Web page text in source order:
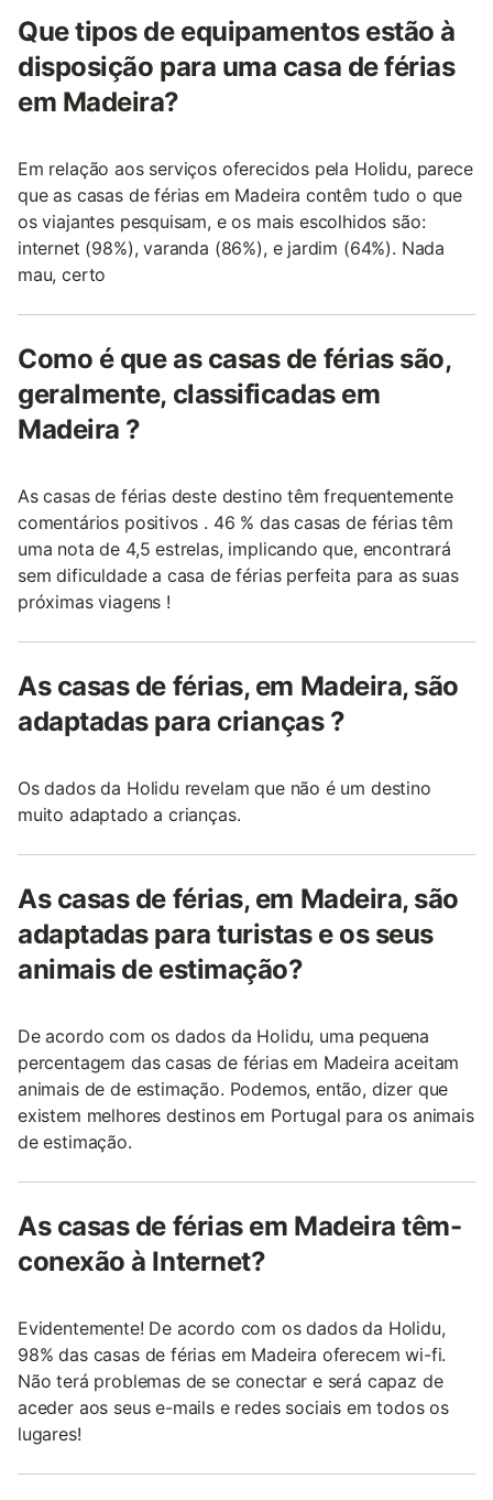
Que tipos de equipamentos estão à
disposição para uma casa de férias
em Madeira?
Em relação aos serviços oferecidos pela Holidu, parece
que as casas de férias em Madeira contêm tudo o que
os viajantes pesquisam, e os mais escolhidos são:
internet (98%), varanda (86%), e jardim (64%). Nada
mau, certo
Como é que as casas de férias são,
geralmente, classificadas em
Madeira ?
As casas de férias deste destino têm frequentemente
comentários positivos . 46 % das casas de férias têm
uma nota de 4,5 estrelas, implicando que, encontrará
sem dificuldade a casa de férias perfeita para as suas
próximas viagens !
As casas de férias, em Madeira, são
adaptadas para crianças ?
Os dados da Holidu revelam que não é um destino
muito adaptado a crianças.
As casas de férias, em Madeira, são
adaptadas para turistas e os seus
animais de estimação?
De acordo com os dados da Holidu, uma pequena
percentagem das casas de férias em Madeira aceitam
animais de de estimação. Podemos, então, dizer que
existem melhores destinos em Portugal para os animais
de estimação.
As casas de férias em Madeira têm-
conexão à Internet?
Evidentemente! De acordo com os dados da Holidu,
98% das casas de férias em Madeira oferecem wi-fi.
Não terá problemas de se conectar e será capaz de
aceder aos seus e-mails e redes sociais em todos os
lugares!